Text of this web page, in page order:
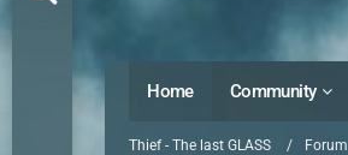
Home Community
Thief - The last GLASS Forum